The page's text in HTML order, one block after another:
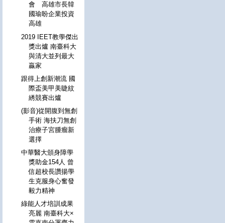
會 高雄市長韓
國瑜盼企業投資
高雄
2019 IEET教學傑出
獎出爐 南臺科大
與清大並列最大
贏家
跟得上創新潮流 國
際盃美甲美睫紋
綉競賽出爐
(影音)從開腹到無創
手術 海扶刀無創
治療子宮腫瘤新
選擇
中華醫大頒身障學
獎助金154人 曾
信超校長讚揚學
生克服身心奮發
毅力精神
綠能人才培訓成果
亮麗 南臺科大×